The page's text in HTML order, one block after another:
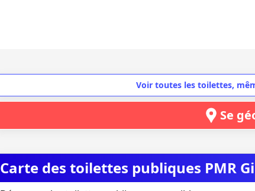
Voir toutes les toilettes,
Se
Carte des toilettes publiques PMR